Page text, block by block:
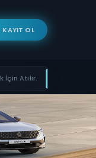
KAYIT OL
Atılır.